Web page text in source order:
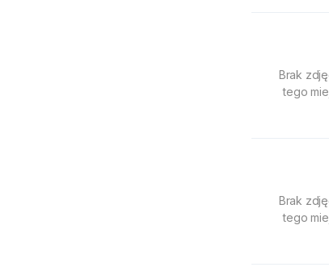
Brak
tego
Brak
tego